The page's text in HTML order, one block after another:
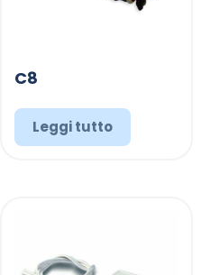
C8
Leggi tutto